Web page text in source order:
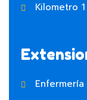
Kilometro
Enfermería